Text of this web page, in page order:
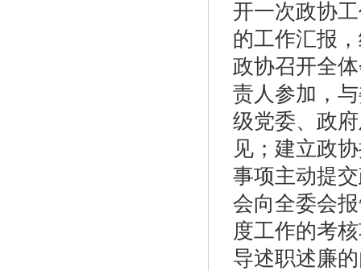
开一次政协
的工作汇报
政协召开全
责人参加，
级党委、政
见；建立政
事项主动提
会向全委会
度工作的考
导述职述廉